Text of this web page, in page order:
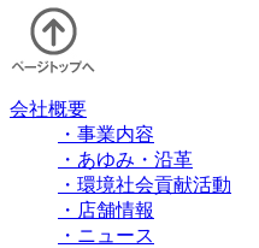
会社概要
・事業内容
・あゆみ・沿革
・環境社会貢献活動
・店舗情報
・ニュース